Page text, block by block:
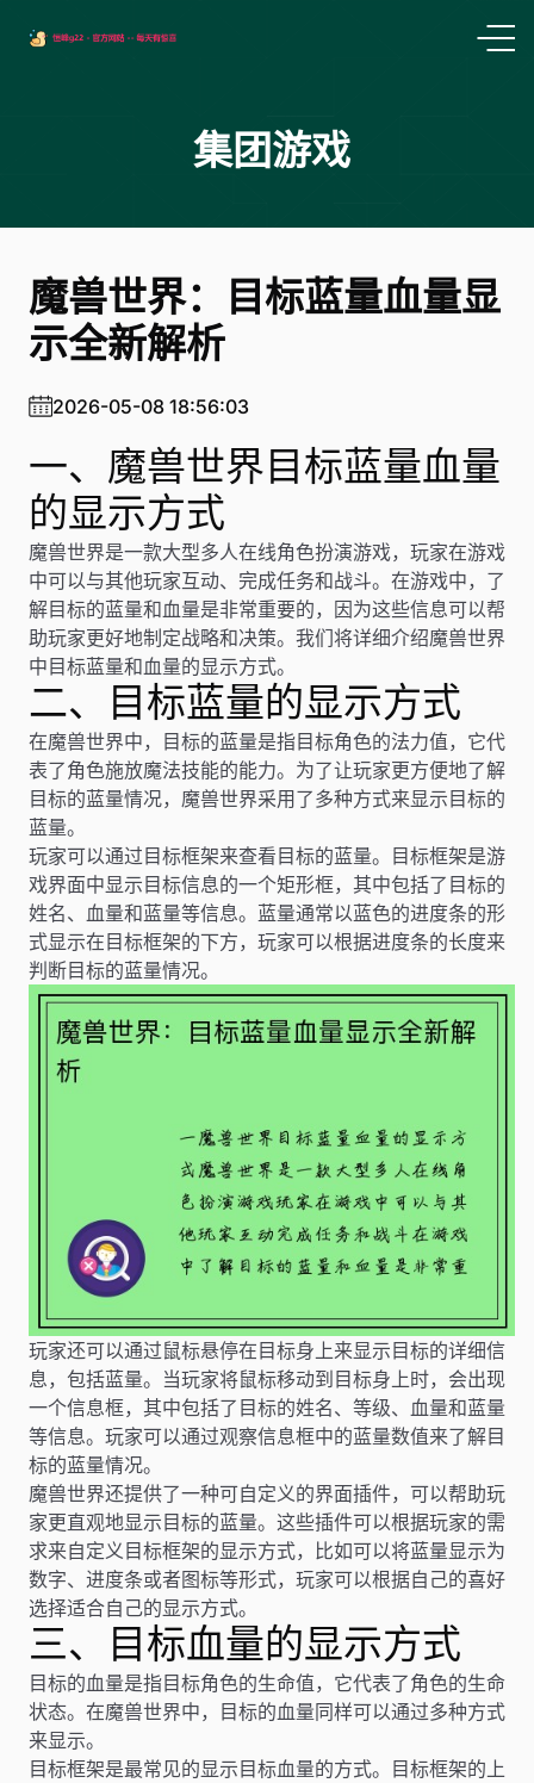
集团游戏
魔兽世界：目标蓝量血量显
示全新解析
2026-05-08 18:56:03
一、魔兽世界目标蓝量血量
的显示方式
魔兽世界是一款大型多人在线角色扮演游戏，玩家在游戏
中可以与其他玩家互动、完成任务和战斗。在游戏中，了
解目标的蓝量和血量是非常重要的，因为这些信息可以帮
助玩家更好地制定战略和决策。我们将详细介绍魔兽世界
中目标蓝量和血量的显示方式。
二、目标蓝量的显示方式
在魔兽世界中，目标的蓝量是指目标角色的法力值，它代
表了角色施放魔法技能的能力。为了让玩家更方便地了解
目标的蓝量情况，魔兽世界采用了多种方式来显示目标的
蓝量。
玩家可以通过目标框架来查看目标的蓝量。目标框架是游
戏界面中显示目标信息的一个矩形框，其中包括了目标的
姓名、血量和蓝量等信息。蓝量通常以蓝色的进度条的形
式显示在目标框架的下方，玩家可以根据进度条的长度来
判断目标的蓝量情况。
玩家还可以通过鼠标悬停在目标身上来显示目标的详细信
息，包括蓝量。当玩家将鼠标移动到目标身上时，会出现
一个信息框，其中包括了目标的姓名、等级、血量和蓝量
等信息。玩家可以通过观察信息框中的蓝量数值来了解目
标的蓝量情况。
魔兽世界还提供了一种可自定义的界面插件，可以帮助玩
家更直观地显示目标的蓝量。这些插件可以根据玩家的需
求来自定义目标框架的显示方式，比如可以将蓝量显示为
数字、进度条或者图标等形式，玩家可以根据自己的喜好
选择适合自己的显示方式。
三、目标血量的显示方式
目标的血量是指目标角色的生命值，它代表了角色的生命
状态。在魔兽世界中，目标的血量同样可以通过多种方式
来显示。
目标框架是最常见的显示目标血量的方式。目标框架的上